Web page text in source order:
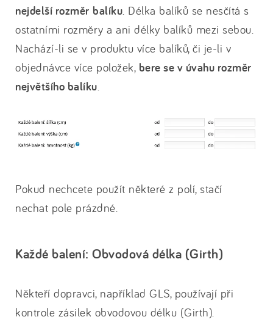
nejdelší rozměr balíku . Délka balíků se nesčítá s
ostatními rozměry a ani délky balíků mezi sebou.
Nachází-li se v produktu více balíků, či je-li v
objednávce více položek, bere se v úvahu rozměr
největšího balíku
Pokud nechcete použít některé z polí, stačí
nechat pole prázdné.
Každé balení: Obvodová délka (Girth)
Někteří dopravci, například GLS, používají při
kontrole zásilek obvodovou délku (Girth).